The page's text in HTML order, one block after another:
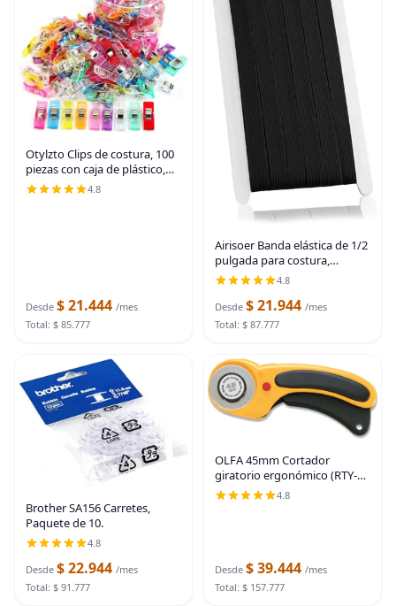
Otylzto Clips de costura, 100
piezas con caja de plástico,
clips de acolchado de alta
4.8
Desde $ 21.444 /mes
Total: $ 85.777
Airisoer Banda elástica de 1/2
pulgada para costura,
bandas elásticas de alta
cinturas, pantalones, ropa y
Negro
4.8
Desde $ 21.944 /mes
Total: $ 87.777
Brother SA156 Carretes,
Paquete de 10.
4.8
Desde $ 22.944 /mes
Total: $ 91.777
OLFA 45mm Cortador
giratorio ergonómico (RTY-
2/DX) - Cortador giratorio de
tela con cubierta de cuchilla y
4.8
Desde $ 39.444 /mes
Total: $ 157.777